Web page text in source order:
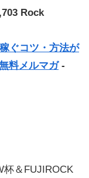
Rock
ぐコツ・方法が
料メルマガ-
杯＆FUJIROCK